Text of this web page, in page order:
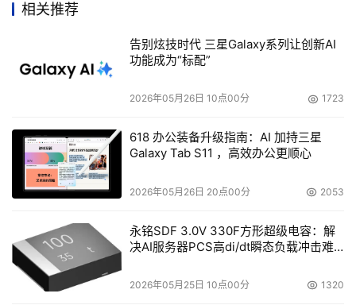
满足用户需求从而获取商机呢？一套好的存储解决方案应能
充分降低企业数据的管理成本和复杂度，并实现企业的数据
风险最小化，使企业能随时掌控可能的变化。
时至今日，“统一存储”的概念在存储市场开始兴起，并在
市场上开始得到应用。“统一存储”正日渐成为现代企业应对
数据爆炸式增长所带来的巨大压力的解决方案。网络存储解
决方案提供商Network Appliance（简称NetApp）提出的
统一存储架构将SAN和NAS统一在一起，用户可以在此统一
架构下，同时支持通过光纤通道FC、IP等存储区域网络
（SAN）和网络附加存储（NAS）提供用户所需的存储资
源，从而使其存储环境具有无与伦比的灵活性，同时最大限
相关推荐
告别炫技时代 三星Galaxy系列让创新AI
功能成为“标配”
2026年05月26日 10点00分 1723
618 办公装备升级指南：AI 加持三星
Galaxy Tab S11 ，高效办公更顺心
2026年05月26日 20点00分 2053
永铭SDF 3.0V 330F方形超级电容：解
决AI服务器PCS高di/dt瞬态负载冲击难
2026年05月25日 10点00分 1320